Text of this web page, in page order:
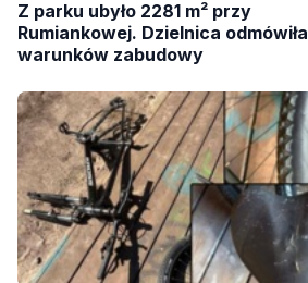
Z parku ubyło 2281 m² przy
Rumiankowej. Dzielnica odmówiła
warunków zabudowy